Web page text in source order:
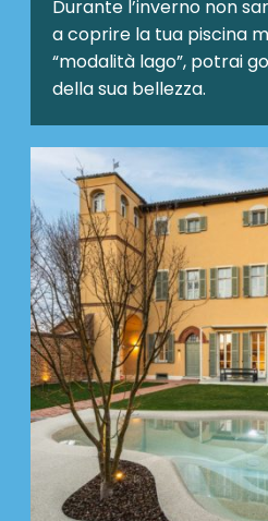
Durante l’inverno non
a coprire la tua piscina
“modalità lago”, potrai
della sua bellezza.